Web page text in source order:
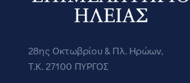
28ης Οκτωβρίου & Πλ. Ηρώων,
Τ.Κ. 27100 ΠΥΡΓΟΣ